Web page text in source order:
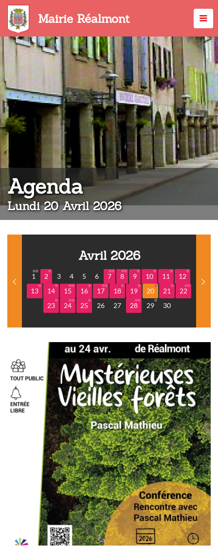
Aller
contenu
principal
Mairie Réalmont
Agenda:
Lundi 20 Avril 2026
Avril 2026
1 2 3 4 5 6 7 8 9 10 11
12
13
14 15 16 17 18 19 20 21
22
23
24 25 26 27 28 29 30